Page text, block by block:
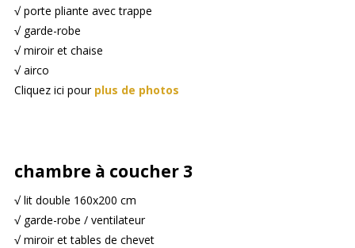
√ porte pliante avec trappe
√ garde-robe
√ miroir et chaise
√ airco
Cliquez ici pour plus de photos
chambre à coucher 3
√ lit double 160x200 cm
√ garde-robe / ventilateur
√ miroir et tables de chevet